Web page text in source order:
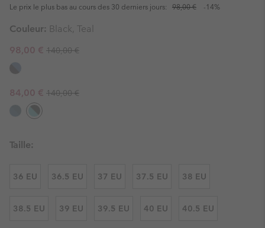
Le prix le plus bas au cours des 30 derniers jours: 98,00 € -14%
Couleur: Black, Teal
Sale price:
98,00 € Regular price:
140,00 €
Sale price:
84,00 € Regular price:
140,00 €
Taille:
36 EU 36.5 EU 37 EU 37.5 EU 38 EU
38.5 EU 39 EU 39.5 EU 40 EU 40.5 EU